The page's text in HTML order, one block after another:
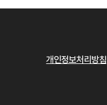
개인정보처리방침